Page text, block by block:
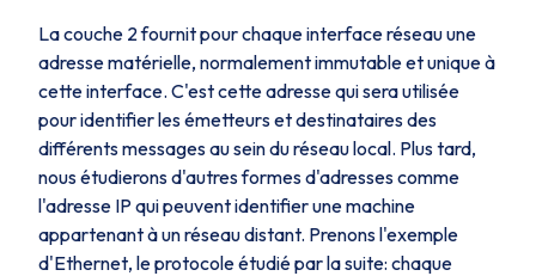
La couche 2 fournit pour chaque interface réseau une
adresse matérielle, normalement immutable et unique à
cette interface. C'est cette adresse qui sera utilisée
pour identifier les émetteurs et destinataires des
différents messages au sein du réseau local. Plus tard,
nous étudierons d'autres formes d'adresses comme
l'adresse IP qui peuvent identifier une machine
appartenant à un réseau distant. Prenons l'exemple
d'Ethernet, le protocole étudié par la suite: chaque